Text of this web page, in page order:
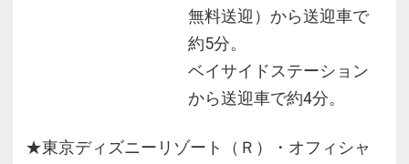
無料送迎）から送迎車で
約5分。
ベイサイドステーション
から送迎車で約4分。
★東京ディズニーリゾート（Ｒ）・オフィシャ